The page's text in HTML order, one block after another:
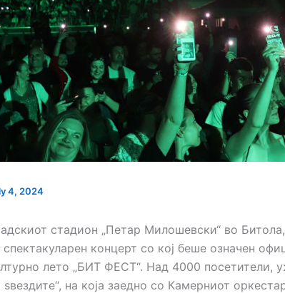
4, 2024
стадион „Петар Милошевски“ во
спектакуларен концерт со кој беше означен
лето „БИТ ФЕСТ“. Над 4000 посетители,
ѕвездите“, на која заедно со Камерниот